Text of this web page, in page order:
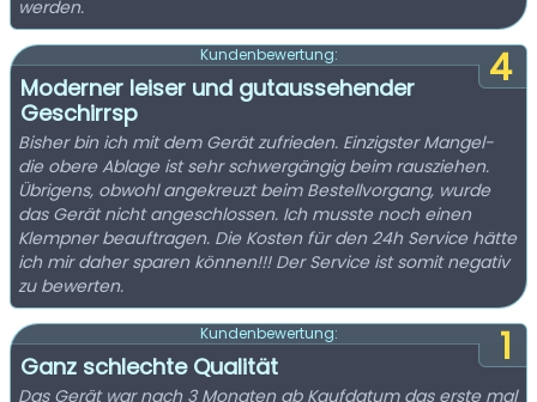
werden.
4
Kundenbewertung:
Moderner leiser und gutaussehender
Geschirrsp
Bisher bin ich mit dem Gerät zufrieden. Einzigster Mangel-
die obere Ablage ist sehr schwergängig beim rausziehen.
Übrigens, obwohl angekreuzt beim Bestellvorgang, wurde
das Gerät nicht angeschlossen. Ich musste noch einen
Klempner beauftragen. Die Kosten für den 24h Service hätte
ich mir daher sparen können!!! Der Service ist somit negativ
zu bewerten.
1
Kundenbewertung:
Ganz schlechte Qualität
Das Gerät war nach 3 Monaten ab Kaufdatum das erste mal